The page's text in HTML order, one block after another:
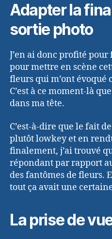
Adapter la
sortie photo
J’en ai donc profité
pour mettre en scène
fleurs qui m’ont évoqué
C’est à ce moment-là
dans ma tête.
C’est-à-dire que le fait
plutôt lowkey et en
finalement, j’ai trouvé
répondant par rapport
des fantômes de fleurs.
tout ça avait une
La prise de